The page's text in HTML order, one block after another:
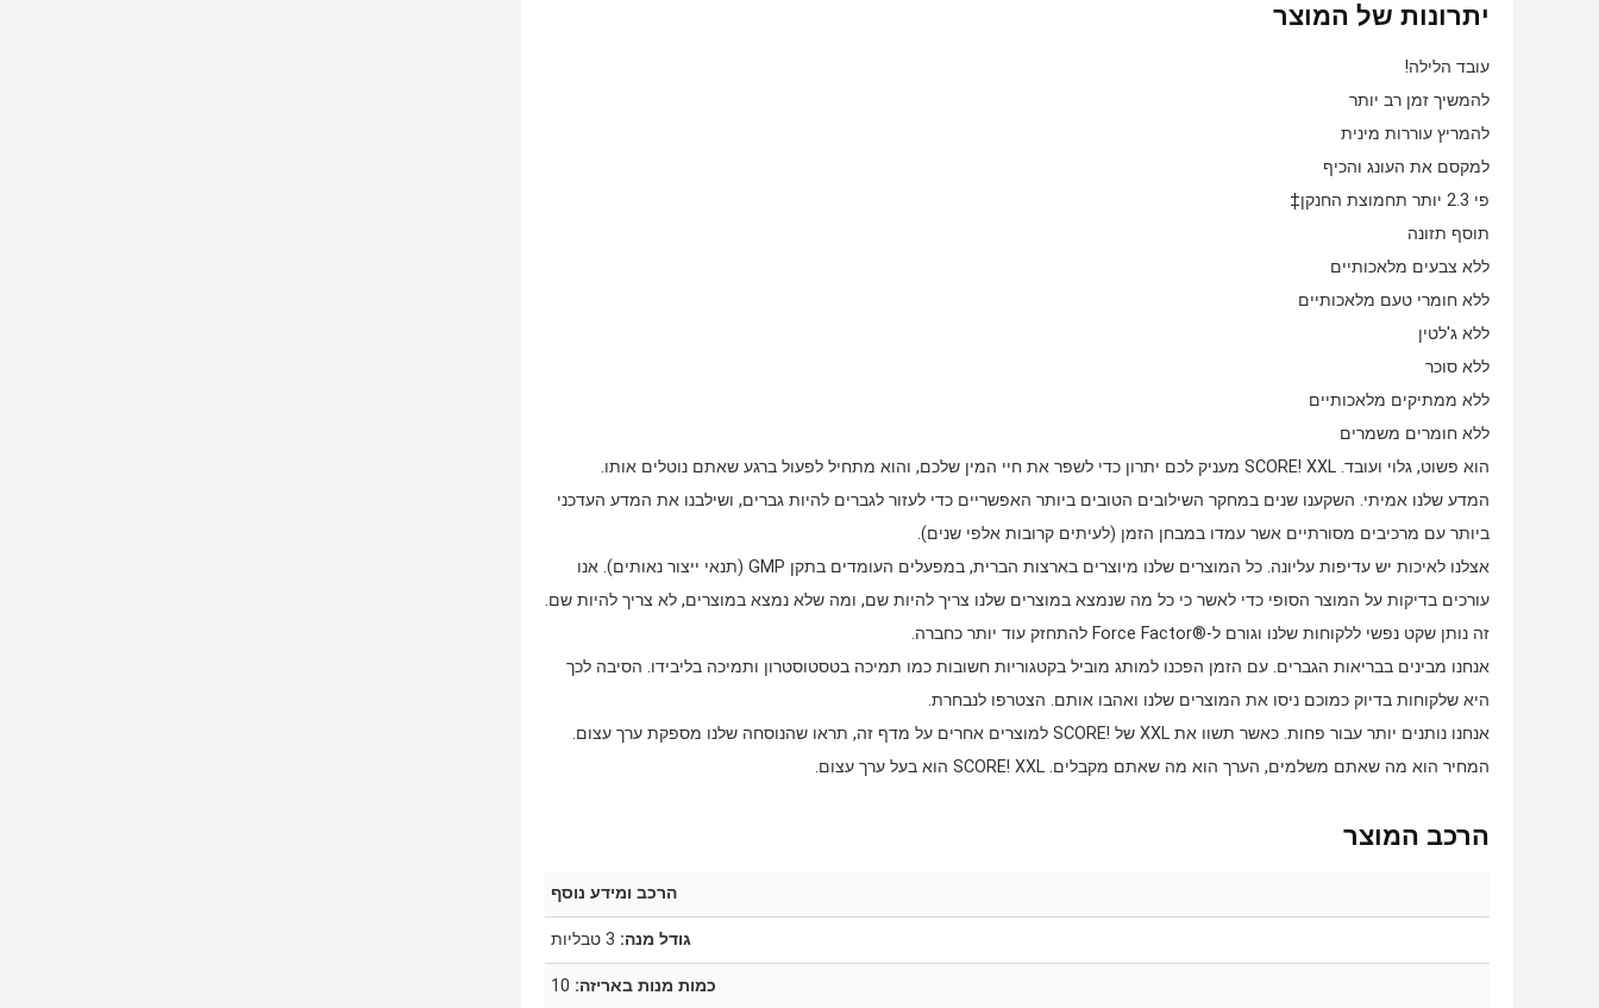
יתרונות של המוצר
עובד הלילה!
להמשיך זמן רב יותר
להמריץ עוררות מינית
למקסם את העונג והכיף
פי 2.3 יותר תחמוצת החנקן‡
תוסף תזונה
ללא צבעים מלאכותיים
ללא חומרי טעם מלאכותיים
ללא ג'לטין
ללא סוכר
ללא ממתיקים מלאכותיים
ללא חומרים משמרים
הוא פשוט, גלוי ועובד. SCORE!‎ XXL מעניק לכם יתרון כדי לשפר את חיי המין שלכם, והוא מתחיל לפעול ברגע שאתם נוטלים אותו.
המדע שלנו אמיתי. השקענו שנים במחקר השילובים הטובים ביותר האפשריים כדי לעזור לגברים להיות גברים, ושילבנו את המדע העדכני
ביותר עם מרכיבים מסורתיים אשר עמדו במבחן הזמן (לעיתים קרובות אלפי שנים).
אצלנו לאיכות יש עדיפות עליונה. כל המוצרים שלנו מיוצרים בארצות הברית, במפעלים העומדים בתקן GMP (תנאי ייצור נאותים). אנו
עורכים בדיקות על המוצר הסופי כדי לאשר כי כל מה שנמצא במוצרים שלנו צריך להיות שם, ומה שלא נמצא במוצרים, לא צריך להיות שם.
זה נותן שקט נפשי ללקוחות שלנו וגורם ל-®‎Force Factor להתחזק עוד יותר כחברה.
אנחנו מבינים בבריאות הגברים. עם הזמן הפכנו למותג מוביל בקטגוריות חשובות כמו תמיכה בטסטוסטרון ותמיכה בליבידו. הסיבה לכך
היא שלקוחות בדיוק כמוכם ניסו את המוצרים שלנו ואהבו אותם. הצטרפו לנבחרת.
אנחנו נותנים יותר עבור פחות. כאשר תשוו את XXL של SCORE!‎ למוצרים אחרים על מדף זה, תראו שהנוסחה שלנו מספקת ערך עצום.
המחיר הוא מה שאתם משלמים, הערך הוא מה שאתם מקבלים. SCORE!‎ XXL הוא בעל ערך עצום.
הרכב המוצר
הרכב ומידע נוסף
גודל מנה:
כמות מנות באריזה: 10